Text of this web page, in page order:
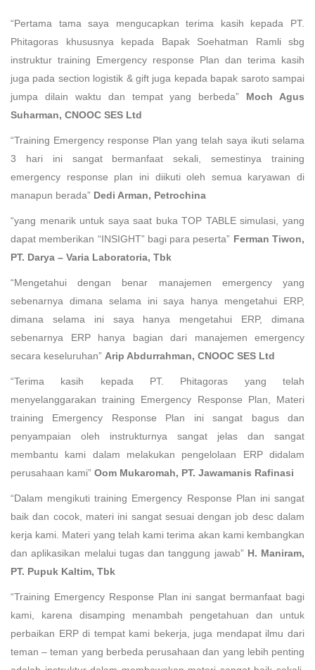
“Pertama tama saya mengucapkan terima kasih kepada PT.
Phitagoras khususnya kepada Bapak Soehatman Ramli sbg
instruktur training Emergency response Plan dan terima kasih
juga pada section logistik & gift juga kepada bapak saroto sampai
jumpa dilain waktu dan tempat yang berbeda” Moch Agus
Suharman, CNOOC SES Ltd
“Training Emergency response Plan yang telah saya ikuti selama
3 hari ini sangat bermanfaat sekali, semestinya training
emergency response plan ini diikuti oleh semua karyawan di
manapun berada” Dedi Arman, Petrochina
“yang menarik untuk saya saat buka TOP TABLE simulasi, yang
dapat memberikan “INSIGHT” bagi para peserta” Ferman Tiwon,
PT. Darya – Varia Laboratoria, Tbk
“Mengetahui dengan benar manajemen emergency yang
sebenarnya dimana selama ini saya hanya mengetahui ERP,
dimana selama ini saya hanya mengetahui ERP, dimana
sebenarnya ERP hanya bagian dari manajemen emergency
secara keseluruhan” Arip Abdurrahman, CNOOC SES Ltd
“Terima kasih kepada PT. Phitagoras yang telah
menyelanggarakan training Emergency Response Plan, Materi
training Emergency Response Plan ini sangat bagus dan
penyampaian oleh instrukturnya sangat jelas dan sangat
membantu kami dalam melakukan pengelolaan ERP didalam
perusahaan kami” Oom Mukaromah, PT. Jawamanis Rafinasi
“Dalam mengikuti training Emergency Response Plan ini sangat
baik dan cocok, materi ini sangat sesuai dengan job desc dalam
kerja kami. Materi yang telah kami terima akan kami kembangkan
dan aplikasikan melalui tugas dan tanggung jawab” H. Maniram,
PT. Pupuk Kaltim, Tbk
“Training Emergency Response Plan ini sangat bermanfaat bagi
kami, karena disamping menambah pengetahuan dan untuk
perbaikan ERP di tempat kami bekerja, juga mendapat ilmu dari
teman – teman yang berbeda perusahaan dan yang lebih penting